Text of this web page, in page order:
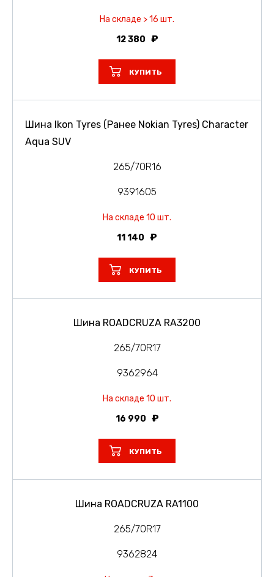
На складе > 16 шт.
12 380
КУПИТЬ
Шина Ikon Tyres (Ранее Nokian Tyres) Character
Aqua SUV
265/70R16
9391605
На складе 10 шт.
11 140
КУПИТЬ
Шина ROADCRUZA RA3200
265/70R17
9362964
На складе 10 шт.
16 990
КУПИТЬ
Шина ROADCRUZA RA1100
265/70R17
9362824